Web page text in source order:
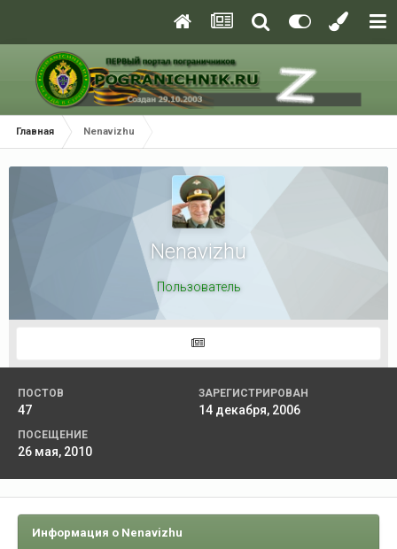
Главная Nenavizhu
Nenavizhu
Пользователь
ПОСТОВ
47
ЗАРЕГИСТРИРОВАН
14 декабря, 2006
ПОСЕЩЕНИЕ
26 мая, 2010
Информация о Nenavizhu